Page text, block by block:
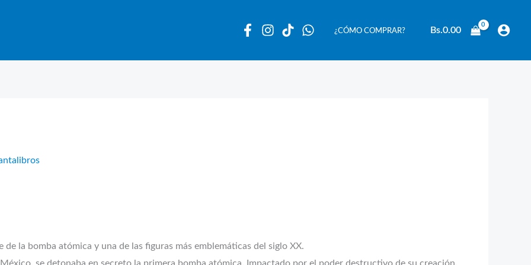
¿CÓMO COMPRAR? Bs.0.00
la bomba atómica y una de las figuras más emblemáticas del siglo XX.